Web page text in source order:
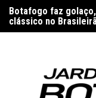
para
o
Botafogo faz
clássico no